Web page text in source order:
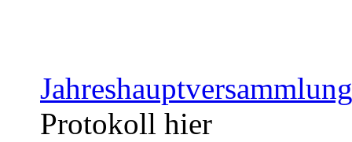
Protokoll hier